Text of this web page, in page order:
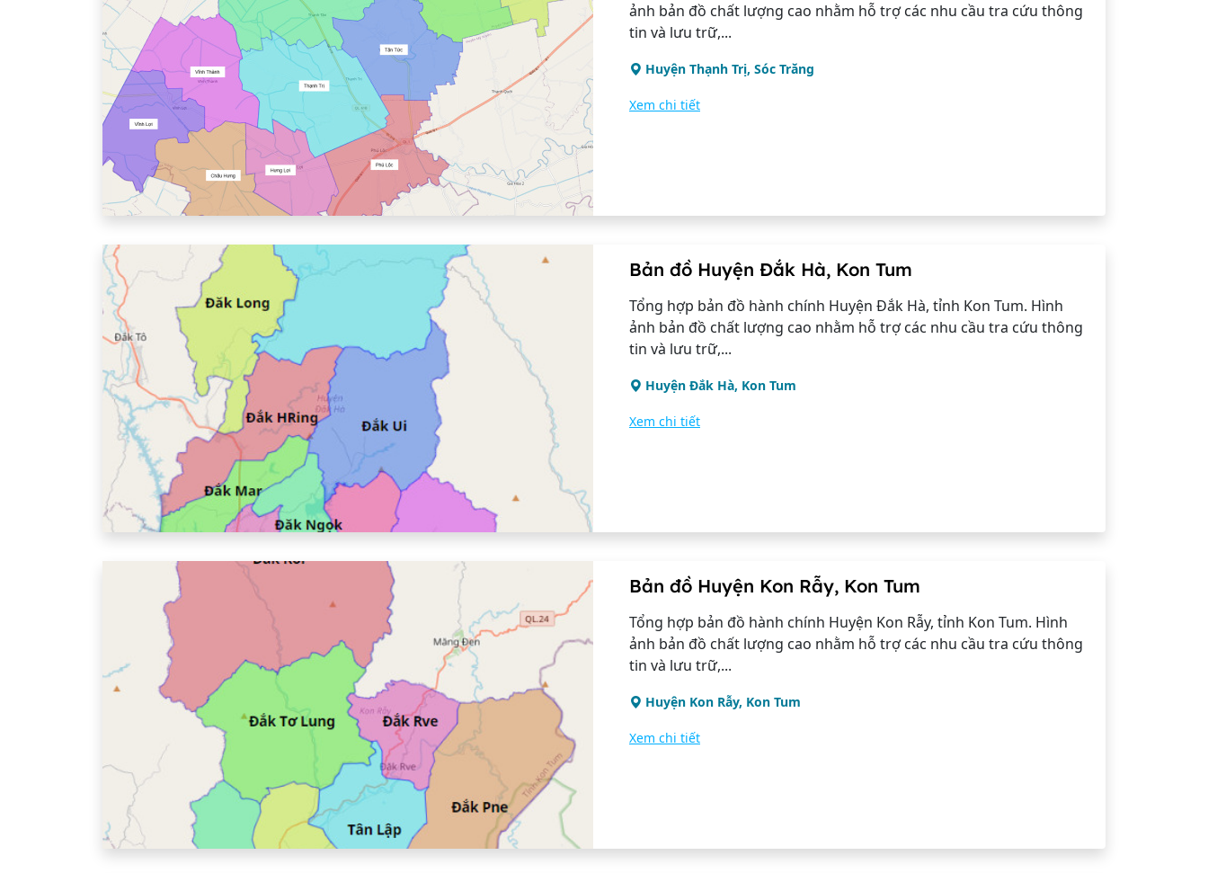
ảnh bản đồ chất lượng cao nhằm hỗ trợ các nhu cầu tra cứu thông
tin và lưu trữ,...
Huyện Thạnh Trị, Sóc Trăng
Xem chi tiết
Bản đồ Huyện Đắk Hà, Kon Tum
Tổng hợp bản đồ hành chính Huyện Đắk Hà, tỉnh Kon Tum. Hình
ảnh bản đồ chất lượng cao nhằm hỗ trợ các nhu cầu tra cứu thông
tin và lưu trữ,...
Huyện Đắk Hà, Kon Tum
Xem chi tiết
Bản đồ Huyện Kon Rẫy, Kon Tum
Tổng hợp bản đồ hành chính Huyện Kon Rẫy, tỉnh Kon Tum. Hình
ảnh bản đồ chất lượng cao nhằm hỗ trợ các nhu cầu tra cứu thông
tin và lưu trữ,...
Huyện Kon Rẫy, Kon Tum
Xem chi tiết